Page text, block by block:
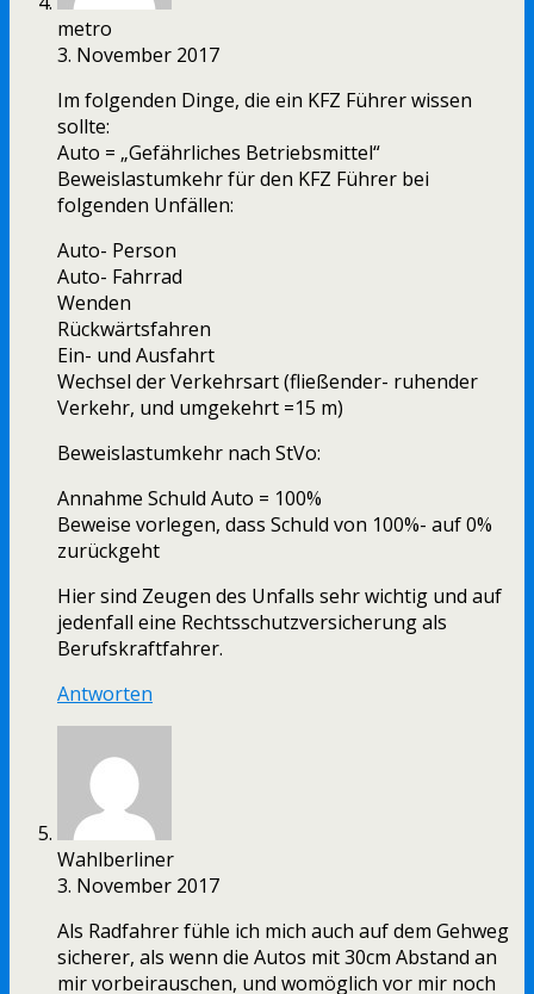
metro
3. November 2017
Im folgenden Dinge, die ein KFZ Führer wissen
sollte:
Auto = „Gefährliches Betriebsmittel“
Beweislastumkehr für den KFZ Führer bei
folgenden Unfällen:
Auto- Person
Auto- Fahrrad
Wenden
Rückwärtsfahren
Ein- und Ausfahrt
Wechsel der Verkehrsart (fließender- ruhender
Verkehr, und umgekehrt =15 m)
Beweislastumkehr nach StVo:
Annahme Schuld Auto = 100%
Beweise vorlegen, dass Schuld von 100%- auf 0%
zurückgeht
Hier sind Zeugen des Unfalls sehr wichtig und auf
jedenfall eine Rechtsschutzversicherung als
Berufskraftfahrer.
Antworten
Wahlberliner
3. November 2017
Als Radfahrer fühle ich mich auch auf dem Gehweg
sicherer, als wenn die Autos mit 30cm Abstand an
mir vorbeirauschen, und womöglich vor mir noch